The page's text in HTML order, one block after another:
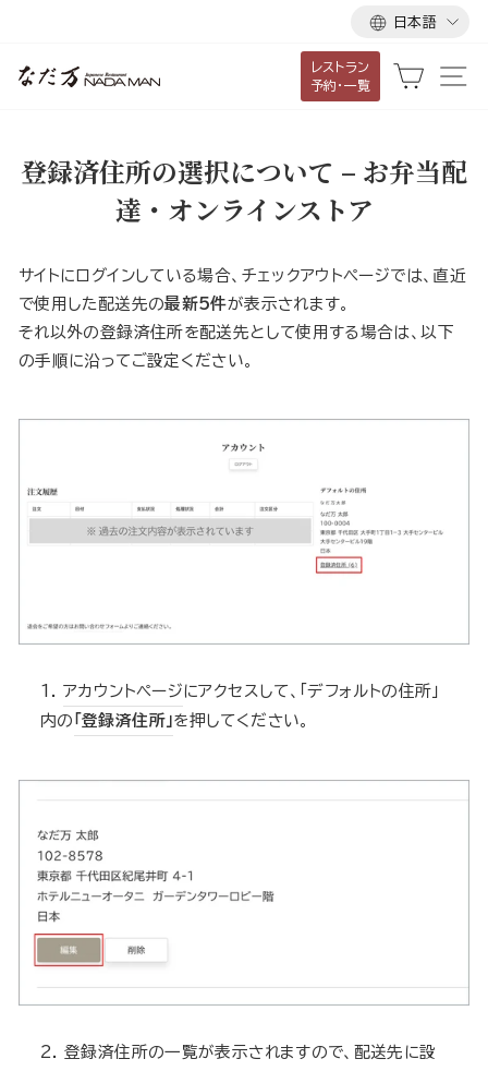
言
語
日本語
レストラン
予約・一覧
カート
登録済住所の選択について – お弁当配
達・オンラインストア
サイトにログインしている場合、チェックアウトページでは、直近
で使用した配送先の最新5件が表示されます。
それ以外の登録済住所を配送先として使用する場合は、以下
の手順に沿ってご設定ください。
1.アカウントページにアクセスして、「デフォルトの住所」
内の 「登録済住所」を押してください。
2. 登録済住所の一覧が表示されますので、配送先に設